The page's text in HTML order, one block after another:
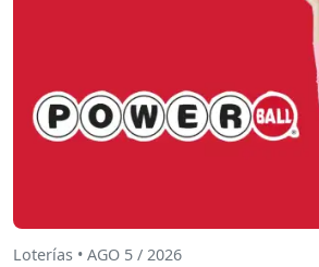
Loterías • AGO 5 / 2026